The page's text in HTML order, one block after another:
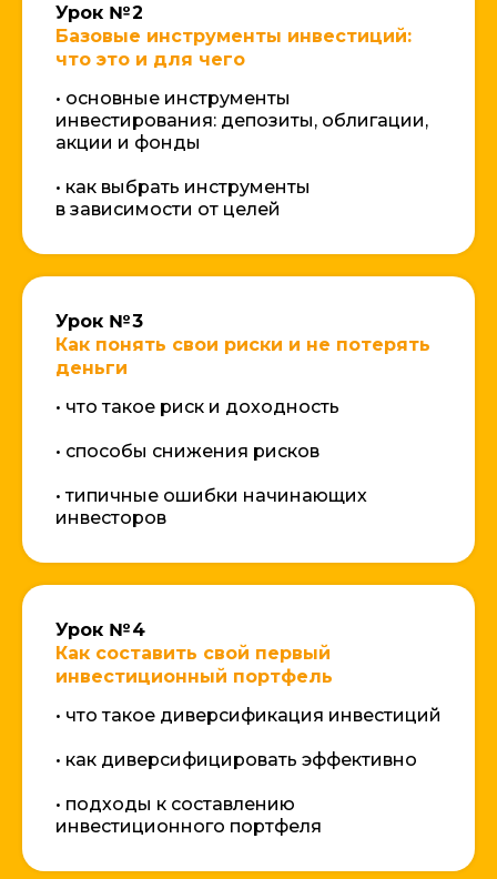
Урок № 2
Базовые инструменты инвестиций:
что это и для чего
• основные инструменты
инвестирования: депозиты, облигации,
акции и фонды
• как выбрать инструменты
в зависимости от целей
Урок № 3
Как понять свои риски и не потерять
деньги
• что такое риск и доходность
• способы снижения рисков
• типичные ошибки начинающих
инвесторов
Урок № 4
Как составить свой первый
инвестиционный портфель
• что такое диверсификация инвестиций
• как диверсифицировать эффективно
• подходы к составлению
инвестиционного портфеля